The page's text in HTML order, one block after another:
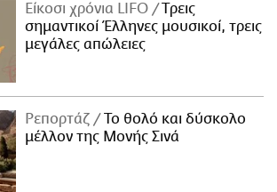
Είκοσι χρόνια LIFO
Tρεις
σημαντικοί Έλληνες μουσικοί, τρεις
μεγάλες απώλειες
Ρεπορτάζ
Το θολό και δύσκολο
μέλλον της Μονής Σινά